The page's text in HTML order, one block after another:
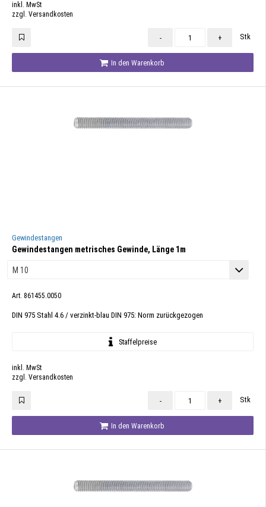
inkl. MwSt
zzgl. Versandkosten
- + Stk
In den Warenkorb
Gewindestangen
Gewindestangen metrisches Gewinde, Länge 1m
Art. 861455.0050
DIN 975 Stahl 4.6 / verzinkt-blau DIN 975: Norm zurückgezogen
Staffelpreise
inkl. MwSt
zzgl. Versandkosten
- + Stk
In den Warenkorb